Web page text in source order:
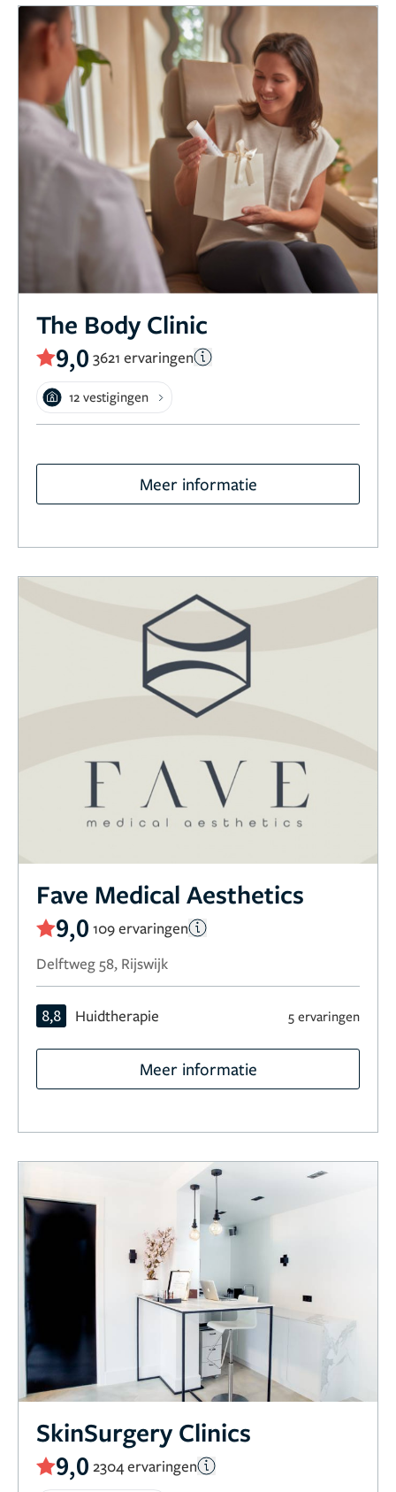
The Body Clinic
9,0 3621 ervaringen
12 vestigingen
Meer informatie
Fave Medical Aesthetics
9,0 109 ervaringen
Delftweg 58, Rijswijk
8,8 Huidtherapie 5 ervaringen
Meer informatie
SkinSurgery Clinics
9,0 2304 ervaringen